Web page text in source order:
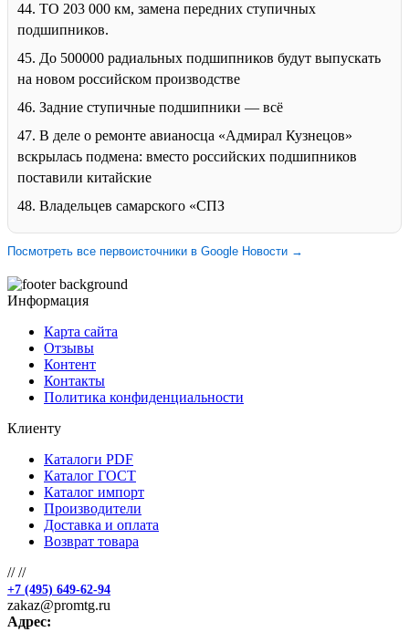
44. ТО 203 000 км, замена передних ступичных
подшипников.
45. До 500000 радиальных подшипников будут выпускать
на новом российском производстве
46. Задние ступичные подшипники — всё
47. В деле о ремонте авианосца «Адмирал Кузнецов»
вскрылась подмена: вместо российских подшипников
поставили китайские
48. Владельцев самарского «СПЗ
Посмотреть все первоисточники в Google Новости →
Информация
Карта сайта
Отзывы
Контент
Контакты
Политика конфиденциальности
Клиенту
Каталоги PDF
Каталог ГОСТ
Каталог импорт
Производители
Доставка и оплата
Возврат товара
////
+7 (495) 649-62-94
zakaz@promtg.ru
Адрес: